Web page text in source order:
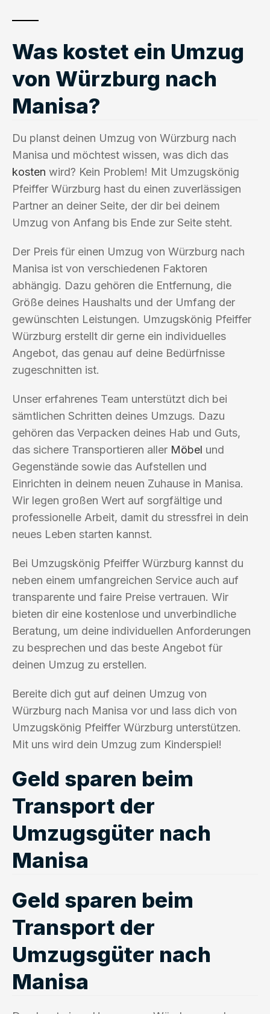
Was kostet ein Umzug
von Würzburg nach
Manisa?
Du planst deinen Umzug von Würzburg nach
Manisa und möchtest wissen, was dich das
kosten wird? Kein Problem! Mit Umzugskönig
Pfeiffer Würzburg hast du einen zuverlässigen
Partner an deiner Seite, der dir bei deinem
Umzug von Anfang bis Ende zur Seite steht.
Der Preis für einen Umzug von Würzburg nach
Manisa ist von verschiedenen Faktoren
abhängig. Dazu gehören die Entfernung, die
Größe deines Haushalts und der Umfang der
gewünschten Leistungen. Umzugskönig Pfeiffer
Würzburg erstellt dir gerne ein individuelles
Angebot, das genau auf deine Bedürfnisse
zugeschnitten ist.
Unser erfahrenes Team unterstützt dich bei
sämtlichen Schritten deines Umzugs. Dazu
gehören das Verpacken deines Hab und Guts,
das sichere Transportieren aller Möbel und
Gegenstände sowie das Aufstellen und
Einrichten in deinem neuen Zuhause in Manisa.
Wir legen großen Wert auf sorgfältige und
professionelle Arbeit, damit du stressfrei in dein
neues Leben starten kannst.
Bei Umzugskönig Pfeiffer Würzburg kannst du
neben einem umfangreichen Service auch auf
transparente und faire Preise vertrauen. Wir
bieten dir eine kostenlose und unverbindliche
Beratung, um deine individuellen Anforderungen
zu besprechen und das beste Angebot für
deinen Umzug zu erstellen.
Bereite dich gut auf deinen Umzug von
Würzburg nach Manisa vor und lass dich von
Umzugskönig Pfeiffer Würzburg unterstützen.
Mit uns wird dein Umzug zum Kinderspiel!
Geld sparen beim
Transport der
Umzugsgüter nach
Manisa
Geld sparen beim
Transport der
Umzugsgüter nach
Manisa